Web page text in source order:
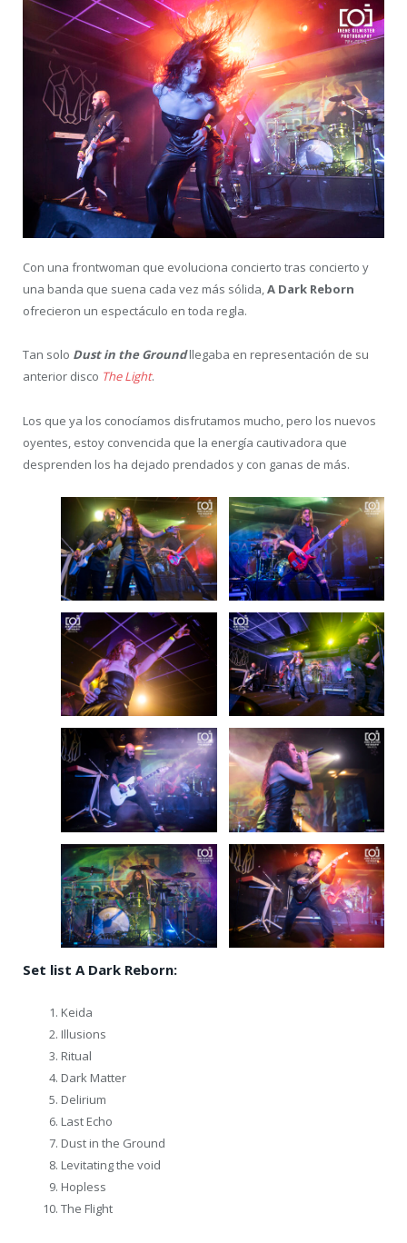
Con una frontwoman que evoluciona concierto tras concierto y
una banda que suena cada vez más sólida,A Dark Reborn
ofrecieron un espectáculo en toda regla.
Tan solo Dust in the Groundllegaba en representación de su
anterior disco The Light.
Los que ya los conocíamos disfrutamos mucho, pero los nuevos
oyentes, estoy convencida que la energía cautivadora que
desprenden los ha dejado prendados y con ganas de más.
Set list A Dark Reborn:
Keida
Illusions
Ritual
Dark Matter
Delirium
Last Echo
Dust in the Ground
Levitating the void
Hopless
The Flight